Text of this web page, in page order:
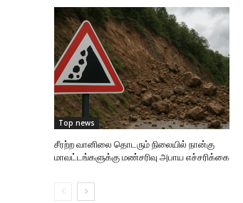
Top news
சீரற்ற வானிலை தொடரும் நிலையில் நான்கு
மாவட்டங்களுக்கு மண்சரிவு அபாய எச்சரிக்கை